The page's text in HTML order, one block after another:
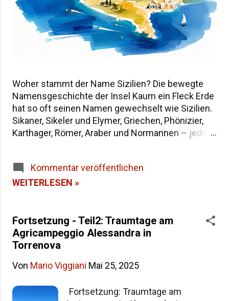
Woher stammt der Name Sizilien? Die bewegte
Namensgeschichte der Insel Kaum ein Fleck Erde
hat so oft seinen Namen gewechselt wie Sizilien.
Sikaner, Sikeler und Elymer, Griechen, Phönizier,
Karthager, Römer, Araber und Normannen – jede
fragst, warum die Insel heute "Sicilia" heißt und
wie sie in der Antike genannt wurde, findest du
heutigen Namen. Woher stammt der Name
Sizilien Inhaltsverzeichnis Die Herkunft des
Namens "Sicilia" Der älteste Name: Trinakria und
Sikanern Die drei vorgriechischen Völker Siziliens
Siziliens im Überblick Häufige Fragen zur
Kommentar veröffentlichen
WEITERLESEN »
Fortsetzung - Teil2: Traumtage am
Agricampeggio Alessandra in
Torrenova
Von Mario Viggiani Mai 25, 2025
Fortsetzung: Traumtage am